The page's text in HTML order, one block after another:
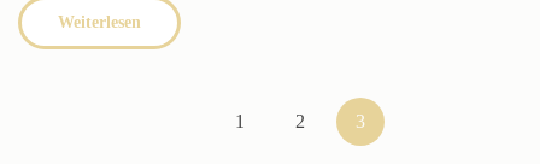
Weiterlesen
1 2 3